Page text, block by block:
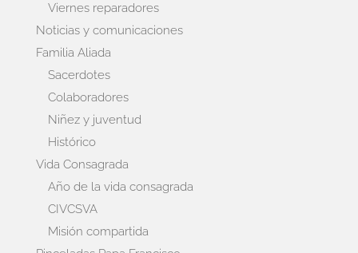
Viernes reparadores
Noticias y comunicaciones
Familia Aliada
Sacerdotes
Colaboradores
Niñez y juventud
Histórico
Vida Consagrada
Año de la vida consagrada
CIVCSVA
Misión compartida